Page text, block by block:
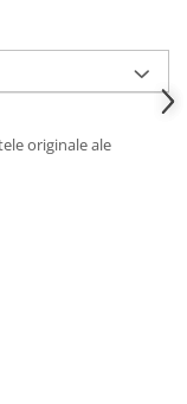
originale ale